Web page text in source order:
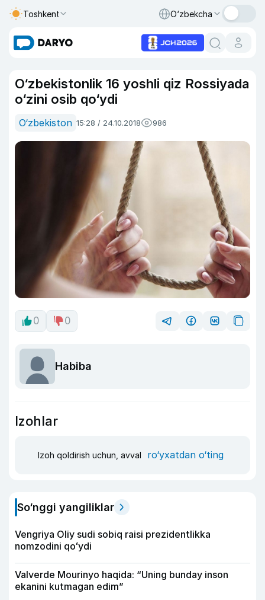
Toshkent O‘zbekcha
O‘zbekistonlik 16 yoshli qiz Rossiyada
o‘zini osib qo‘ydi
O‘zbekiston 15:28 / 24.10.2018 986
0 0
Habiba
Izohlar
Izoh qoldirish uchun, avval ro‘yxatdan o‘ting
So‘nggi yangiliklar
Vengriya Oliy sudi sobiq raisi prezidentlikka
nomzodini qoʻydi
Valverde Mourinyo haqida: “Uning bunday inson
ekanini kutmagan edim”